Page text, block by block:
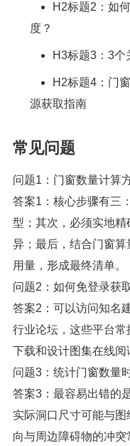
H2标题2：如
度？
H3标题3：3个
H2标题4：门
源获取指南
常见问题
问题1：门窗数量计算
答案1：核心步骤有三
型；其次，必须实地
异；最后，结合门窗
用量，形成最终清单。
问题2：如何免登录获
答案2：可以访问知名
行业论坛，这些平台
下载和设计图集在线阅
问题3：统计门窗数量
答案3：最容易出错的
实际洞口尺寸可能与
向与周边障碍物的冲